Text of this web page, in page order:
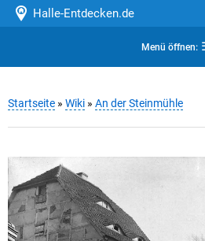
Halle-Entdecken.de
Menü öffnen:
Startseite » Wiki » An der Steinmühle